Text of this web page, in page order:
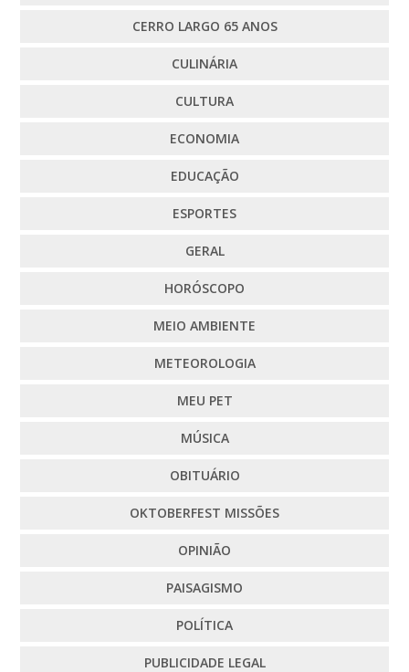
CERRO LARGO 65 ANOS
CULINÁRIA
CULTURA
ECONOMIA
EDUCAÇÃO
ESPORTES
GERAL
HORÓSCOPO
MEIO AMBIENTE
METEOROLOGIA
MEU PET
MÚSICA
OBITUÁRIO
OKTOBERFEST MISSÕES
OPINIÃO
PAISAGISMO
POLÍTICA
PUBLICIDADE LEGAL